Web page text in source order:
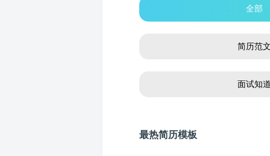
全部
简历范
面试知
最热简历模板